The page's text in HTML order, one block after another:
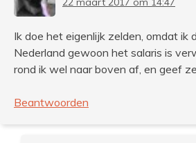
Ik doe het eigenlijk zelden, omdat ik
Nederland gewoon het salaris is
rond ik wel naar boven af, en geef
Beantwoorden